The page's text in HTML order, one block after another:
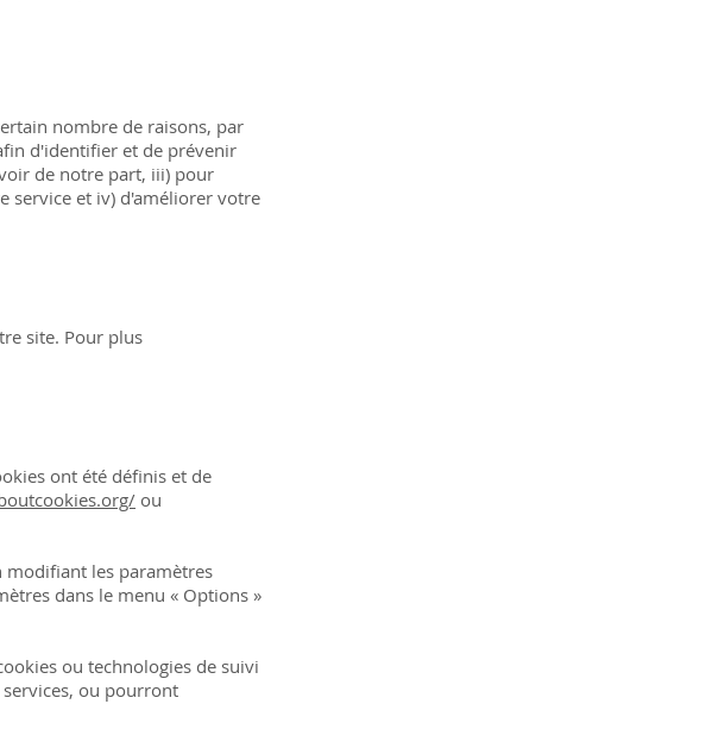
nombre de raisons, par
d'identifier et de prévenir
de notre part, iii) pour
service et iv) d'améliorer votre
site. Pour plus
ont été définis et de
ou
modifiant les paramètres
dans le menu « Options »
ou technologies de suivi
ou pourront